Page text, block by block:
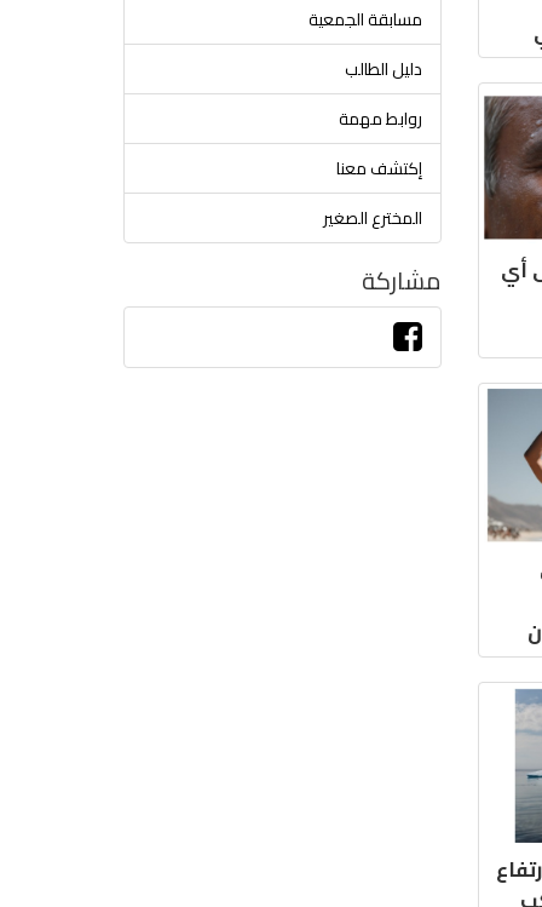
مسابقة الجمعية
دليل الطالب
روابط مهمة
إكتشف معنا
المخترع الصغير
مشاركة أي